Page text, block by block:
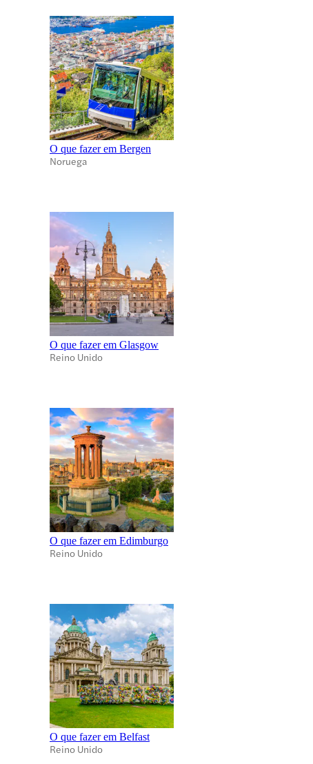
O que fazer em Bergen
Noruega
O que fazer em Glasgow
Reino Unido
O que fazer em Edimburgo
Reino Unido
O que fazer em Belfast
Reino Unido